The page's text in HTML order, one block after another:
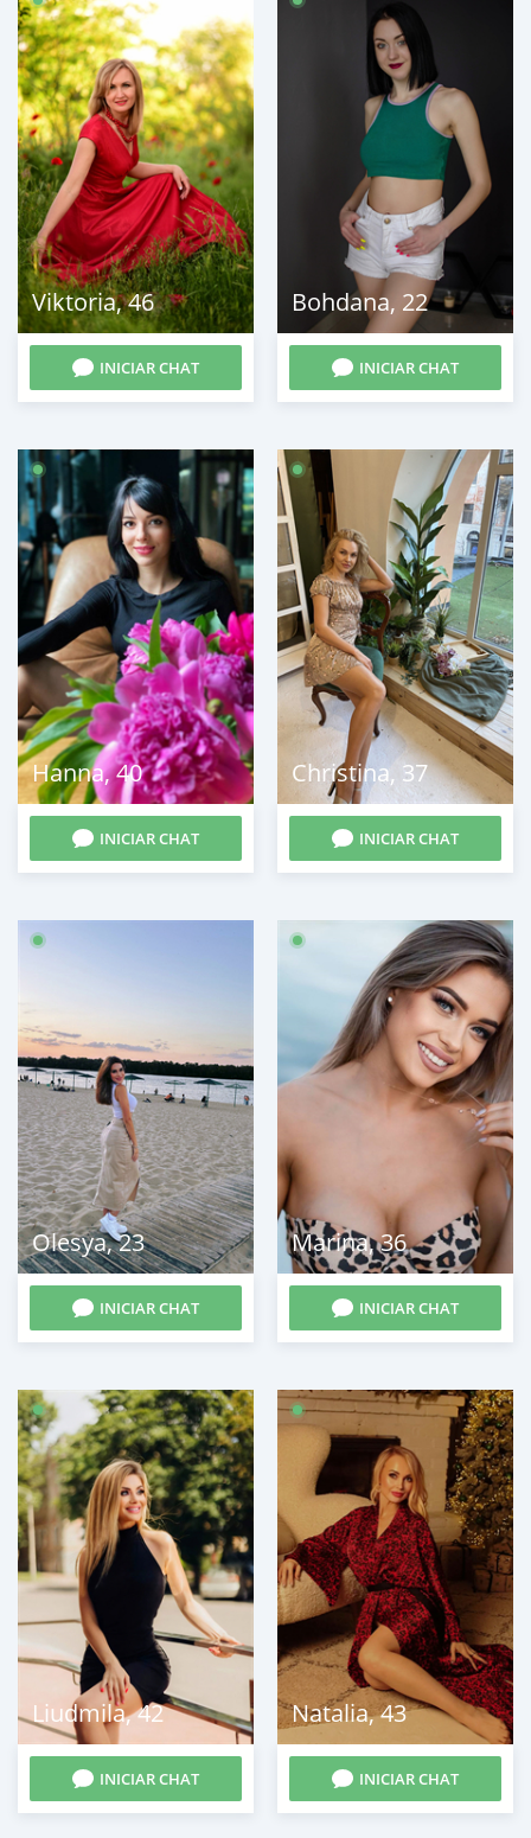
Viktoria,46
INICIAR CHAT
Bohdana, 22
INICIAR CHAT
Hanna,40
INICIAR CHAT
Christina, 37
INICIAR CHAT
Olesya,23
INICIAR CHAT
Marina,36
INICIAR CHAT
Liudmila,42
INICIAR CHAT
Natalia,43
INICIAR CHAT